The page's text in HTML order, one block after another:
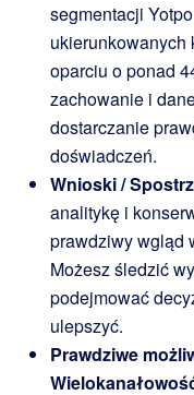
segmentacji
ukierunkowanych
oparciu o ponad
zachowanie i
dostarczanie
doświadczeń.
Wnioski /
analitykę i
prawdziwy wgląd
Możesz śledzić
podejmować
ulepszyć.
Prawdziwe